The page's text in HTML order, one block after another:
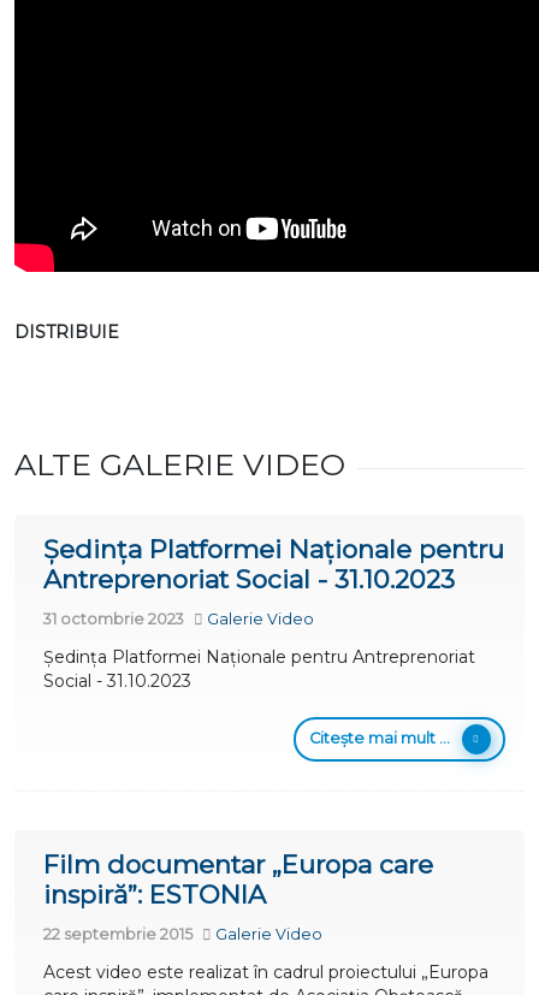
DISTRIBUIE
ALTE GALERIE VIDEO
Ședința Platformei Naționale pentru
Antreprenoriat Social - 31.10.2023
31 octombrie 2023 Galerie Video
Ședința Platformei Naționale pentru Antreprenoriat
Social - 31.10.2023
Citește mai mult ...
Film documentar „Europa care
inspiră”: ESTONIA
22 septembrie 2015 Galerie Video
Acest video este realizat în cadrul proiectului „Europa